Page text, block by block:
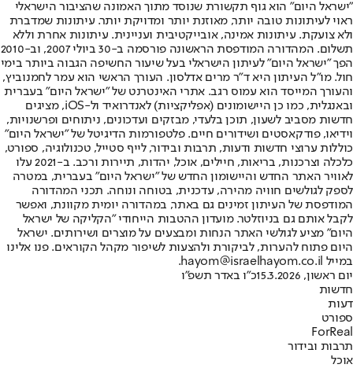
"ישראל היום" הוא גוף תקשורת שנוסד מתוך האמונה שהציבור הישראלי
ראוי לעיתונות טובה יותר, מאוזנת יותר ומדויקת יותר. עיתונות שמדברת
ולא צועקת. עיתונות אמינה, אובייקטיבית ועניינית. עיתונות אחרת וללא
תשלום. המהדורה המודפסת הראשונה פורסמה ב-30 ביולי 2007, וב-2010
הפך "ישראל היום" לעיתון הישראלי בעל שיעור החשיפה הגבוה ביותר בימי
חול. מו"ל העיתון היא ד"ר מרים אדלסון. העורך הראשי הוא עמר לחמנוביץ,
והעורך המייסד הוא עמוס רגב. אתרי האינטרנט של "ישראל היום" בעברית
ובאנגלית, כמו כן היישומונים (אפליקציות) לאנדרואיד ול-iOS, מציגים
חדשות מסביב לשעון, תוכן בלעדי, מבזקים ועדכונים, ניתוחים ופרשנויות,
וידיאו, פודקאסטים ושידורים חיים. פלטפורמות הדיגיטל של "ישראל היום"
כוללות ערוצי חדשות ודעות, תרבות ובידור, לייף סטייל, טכנולוגיה, ספורט,
כלכלה וצרכנות, בריאות, חיילים, אוכל, יהדות, תיירות ורכב. ב-2021 עלו
לאוויר האתר החדש והיישומון החדש של "ישראל היום" בעברית, במטרה
לספק לגולשים חוויה מהירה, עדכנית, בטוחה ונוחה. תכני המהדורה
המודפסת של העיתון זמינים גם באתר, במהדורה יומית מקוונת, ואפשר
לקבל אותם גם בניוזלטר. מועדון ההטבות הייחודי "הקליקה של ישראל
היום" מציע לגולשי האתר הנחות ומבצעים על מוצרים ושירותים. ישראל
היום פתוח להערות, לביקורת ולהצעות לשיפור מקהל הקוראים. פנו אלינו
במייל hayom@israelhayom.co.il.
יום ראשון, 15.3.2026
כ"ו באדר תשפ"ו
חדשות
דעות
ספורט
ForReal
תרבות ובידור
אוכל